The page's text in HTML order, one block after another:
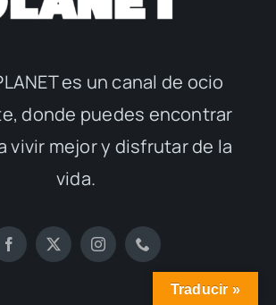
es un canal de ocio
donde puedes encontrar
vivir mejor y disfrutar de la
vida.
Traducir »